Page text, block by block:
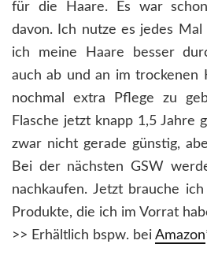
für die Haare. Es war
davon. Ich nutze es jedes Mal
ich meine Haare besser
auch ab und an im trockenen
nochmal extra Pflege zu
Flasche jetzt knapp 1,5 Jahre
zwar nicht gerade günstig,
Bei der nächsten GSW
nachkaufen. Jetzt brauche
Produkte, die ich im Vorrat
>> Erhältlich bspw. bei Amazon